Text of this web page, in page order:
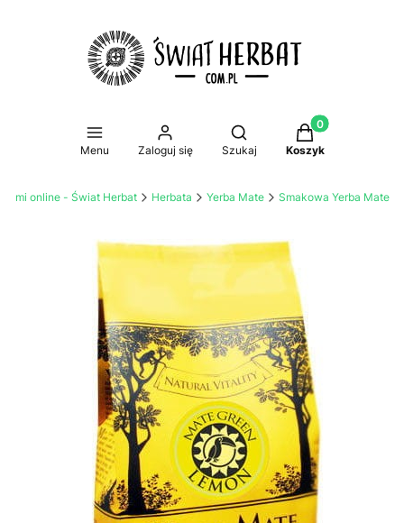
Menu Zaloguj się
Otwórz wyszukiwarkę
Szukaj
Produkty w
Koszyk
online - Świat Herbat Herbata Yerba Mate Smakowa Yerba Mate